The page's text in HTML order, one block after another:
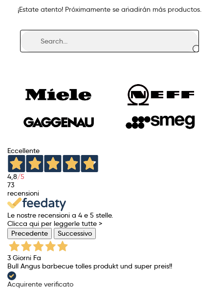
¡Estate atento! Próximamente se añadirán más productos.
Eccellente
4,8/5
73
recensioni
Le nostre recensioni a 4 e 5 stelle.
Clicca qui per leggerle tutte >
Precedente
Successivo
3 Giorni Fa
Bull Angus barbecue tolles produkt und super preis!!
Acquirente verificato